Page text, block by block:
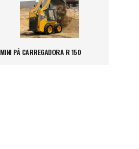
MINI PÁ CARREGADORA R 150